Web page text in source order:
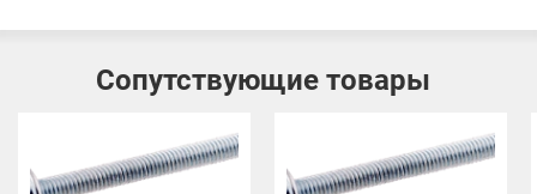
Сопутствующие товары